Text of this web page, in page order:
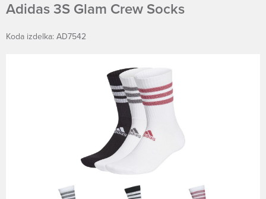
Adidas 3S Glam Crew Socks
Koda izdelka: AD7542